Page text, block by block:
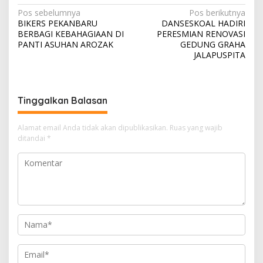
N
a
v
a
s
i
p
o
Pos sebelumnya
BIKERS PEKANBARU
BERBAGI KEBAHAGIAAN DI
PANTI ASUHAN AROZAK
Pos berikutnya
DANSESKOAL HADIRI
PERESMIAN RENOVASI
GEDUNG GRAHA
JALAPUSPITA
Tinggalkan Balasan
Alamat email Anda tidak akan dipublikasikan. Ruas yang wajib
ditandai *